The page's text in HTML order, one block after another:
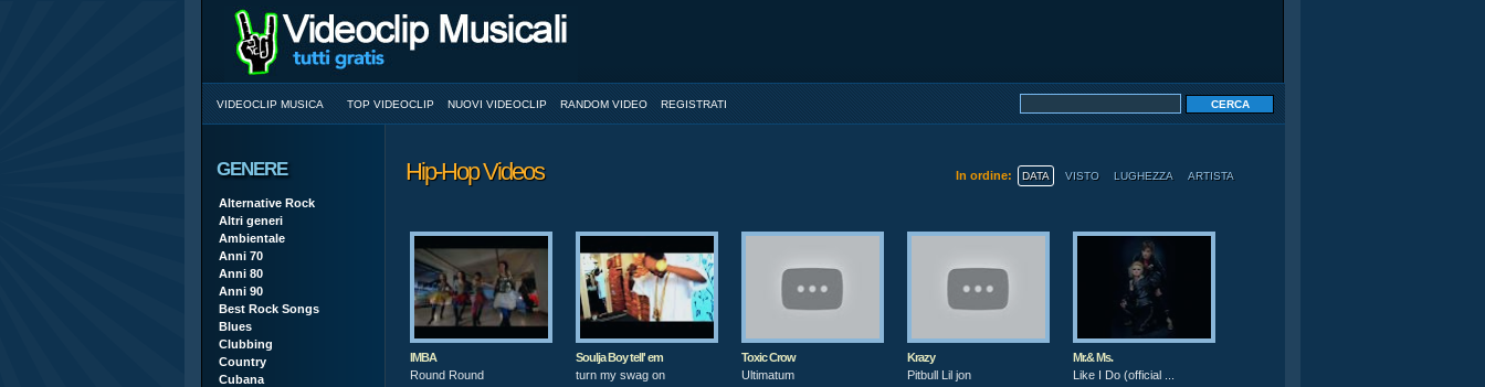
VIDEOCLIP MUSICA TOP VIDEOCLIP NUOVI VIDEOCLIP RANDOM VIDEO REGISTRATI
GENERE
Alternative Rock
Altri generi
Ambientale
Anni 70
Anni 80
Anni 90
Best Rock Songs
Blues
Clubbing
Country
Cubana
Hip-Hop Videos In ordine: DATA VISTO LUGHEZZA ARTISTA
IMBA
Round Round
Soulja Boy tell' em
turn my swag on
Toxic Crow
Ultimatum
Krazy
Pitbull Lil jon
Mr.& Ms.
Like I Do (official ...